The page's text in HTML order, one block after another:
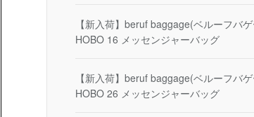
【新入荷】beruf baggage(ベルーフバ
HOBO 16 メッセンジャーバッグ
【新入荷】beruf baggage(ベルーフバ
HOBO 26 メッセンジャーバッグ